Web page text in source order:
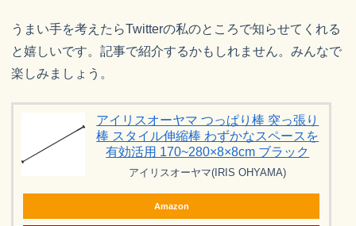
うまい手を考えたらTwitterの私のところで知らせてくれる
と嬉しいです。記事で紹介するかもしれません。みんなで
楽しみましょう。
アイリスオーヤマ つっぱり棒 突っ張り
棒 スタイル伸縮棒 わずかなスペースを
有効活用 170~280×8×8cm ブラック
アイリスオーヤマ(IRIS OHYAMA)
Amazon